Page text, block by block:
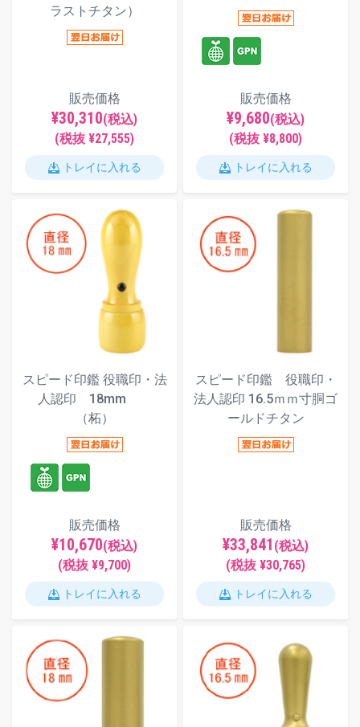
ラストチタン）
販売価格
¥30,310(税込)
(税抜 ¥27,555)
トレイに入れる
販売価格
¥9,680(税込)
(税抜 ¥8,800)
トレイに入れる
スピード印鑑 役職印・法
人認印 18mm
（柘）
販売価格
¥10,670(税込)
(税抜 ¥9,700)
トレイに入れる
スピード印鑑 役職印・
法人認印 16.5ｍｍ寸胴ゴ
ールドチタン
販売価格
¥33,841 (税込)
(税抜 ¥30,765)
トレイに入れる